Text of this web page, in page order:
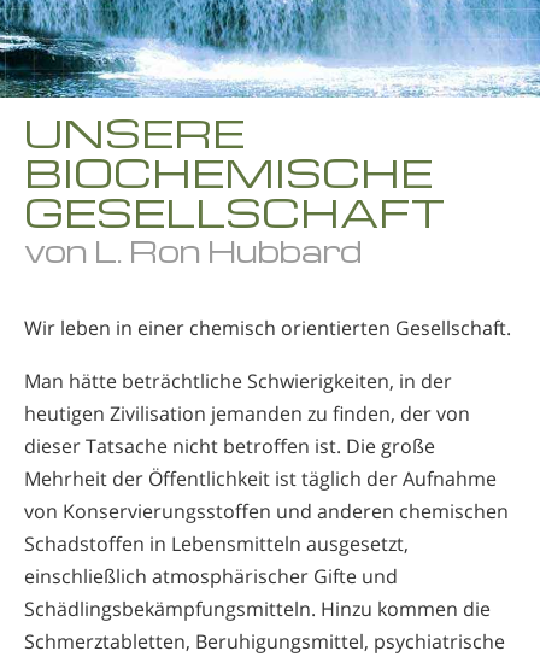
Norwegisch
Portugiesisch
Russisch
Chinesisch
Nepali
Arabisch
Türkisch
UNSERE
BIOCHEMISCHE
GESELLSCHAFT
von L. Ron Hubbard
Wir leben in einer chemisch orientierten Gesellschaft.
Man hätte beträchtliche Schwierigkeiten, in der
heutigen Zivilisation jemanden zu finden, der von
dieser Tatsache nicht betroffen ist. Die große
Mehrheit der Öffentlichkeit ist täglich der Aufnahme
von Konservierungsstoffen und anderen chemischen
Schadstoffen in Lebensmitteln ausgesetzt,
einschließlich atmosphärischer Gifte und
Schädlingsbekämpfungsmitteln. Hinzu kommen die
Schmerztabletten, Beruhigungsmittel, psychiatrische